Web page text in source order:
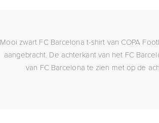
Mooi zwart FC Barcelona t-shirt van COPA
aangebracht. De achterkant van het FC
van FC Barcelona te zien met op de